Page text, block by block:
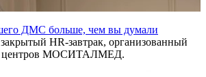
ДМС больше, чем вы думали
закрытый HR-завтрак, организованный
центров МОСИТАЛМЕД.